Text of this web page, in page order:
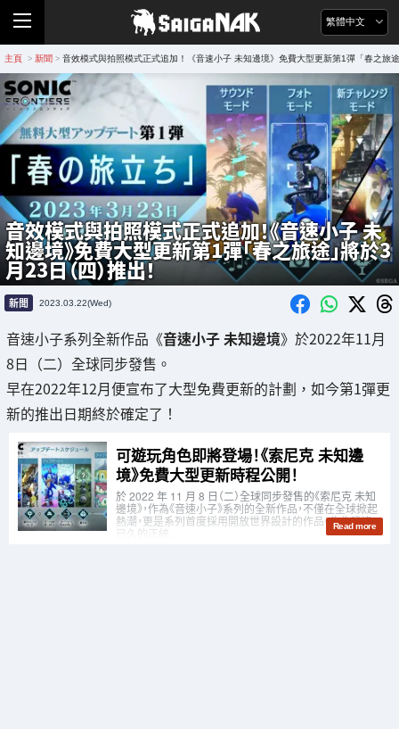
繁體中文
主頁 > 新聞 > 音效模式與拍照模式正式追加！《音速小子 未知邊境》免費大型更新第1彈「春之旅
音效模式與拍照模式正式追加！《音速小子 未
知邊境》免費大型更新第1彈「春之旅途」將於3
月23日（四）推出！
新聞 2023.03.22(Wed)
音速小子系列全新作品《音速小子 未知邊境》於2022年11月
8日（二）全球同步發售。
早在2022年12月便宣布了大型免費更新的計劃，如今第1彈更
新的推出日期終於確定了！